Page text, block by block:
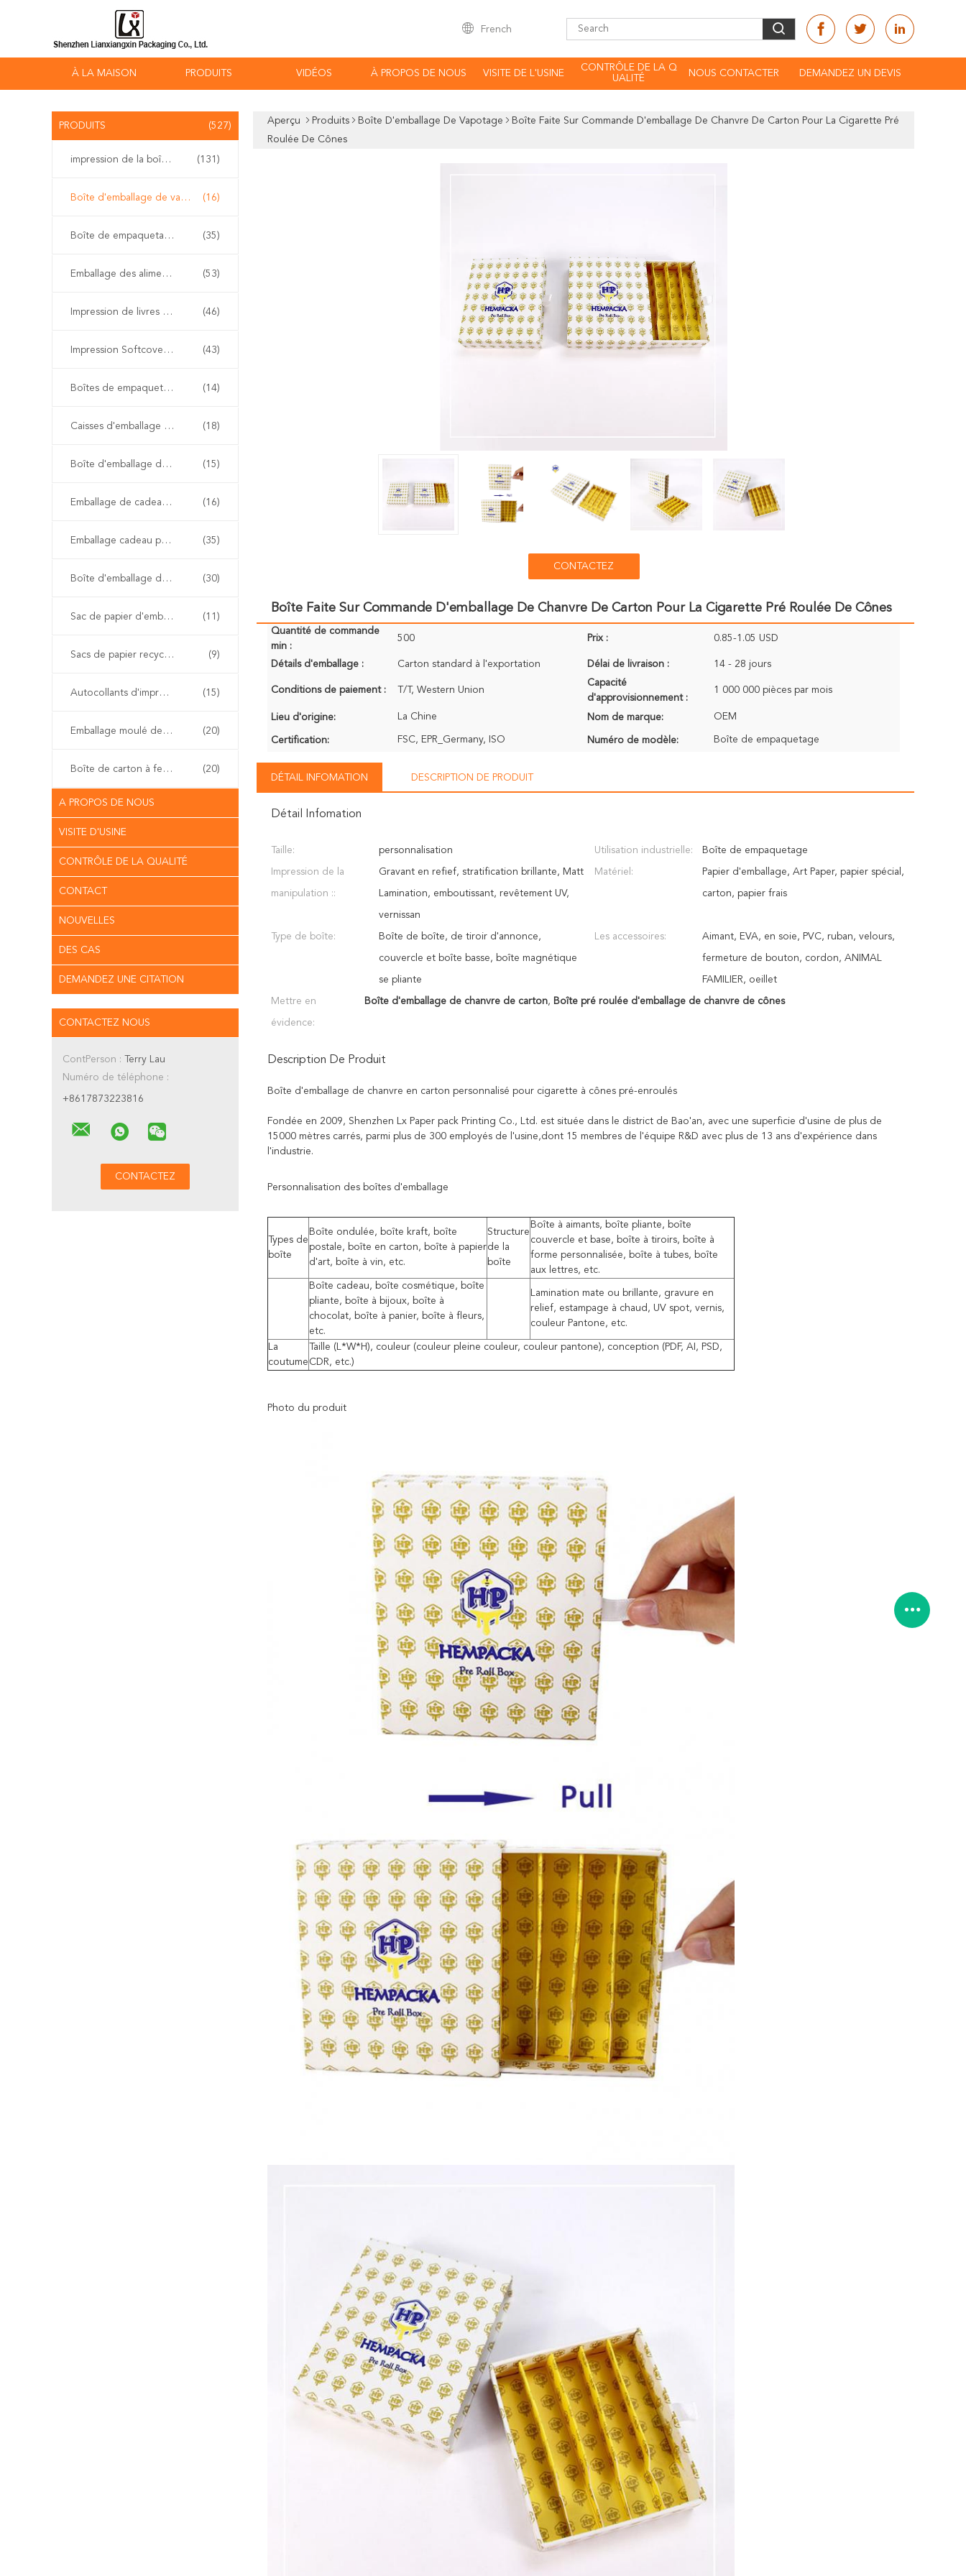
French
À LA MAISON PRODUITS VIDÉOS À PROPOS DE NOUS VISITE DE L'USINE
CONTRÔLE DE LA Q
UALITÉ
NOUS CONTACTER DEMANDEZ UN DEVIS
PRODUITS (527)
impression de la boîte de empaquetage (131)
Boîte d'emballage de vapotage (16)
Boîte de empaquetage cosmétique (35)
Emballage des aliments (53)
Impression de livres à couverture rigide (46)
Impression Softcover de livre (43)
Boîtes de empaquetage de chaussure (14)
Caisses d'emballage d'habillement (18)
Boîte d'emballage de perruque (15)
Emballage de cadeau de boîte de montre (16)
Emballage cadeau personnalisé (35)
Boîte d'emballage de papier d'emballage (30)
Sac de papier d'emballage (11)
Sacs de papier recyclables de cadeau (9)
Autocollants d'impression offset (15)
Emballage moulé de pulpe (20)
Boîte de carton à fermeture à glissière (20)
A PROPOS DE NOUS
VISITE D'USINE
CONTRÔLE DE LA QUALITÉ
CONTACT
NOUVELLES
DES CAS
DEMANDEZ UNE CITATION
CONTACTEZ NOUS
ContPerson : Terry Lau
Numéro de téléphone :
+8617873223816
Aperçu Produits Boîte D'emballage De Vapotage
Boîte Faite Sur Commande D'emballage De Chanvre De Carton Pour La Cigarette Pré
Roulée De Cônes
CONTACTEZ
Boîte Faite Sur Commande D'emballage De Chanvre De Carton Pour La Cigarette Pré Roulée De Cônes
Quantité de commande
min :
500 Prix : 0.85-1.05 USD
Détails d'emballage : Carton standard à l'exportation Délai de livraison : 14 - 28 jours
Conditions de paiement : T/T, Western Union
Capacité
d'approvisionnement :
1 000 000 pièces par mois
Lieu d'origine: La Chine Nom de marque: OEM
Certification: FSC, EPR_Germany, ISO Numéro de modèle: Boîte de empaquetage
DÉTAIL INFOMATION DESCRIPTION DE PRODUIT
Détail Infomation
Taille: personnalisation Utilisation industrielle: Boîte de empaquetage
Impression de la
manipulation ::
Gravant en refief, stratification brillante, Matt
Lamination, emboutissant, revêtement UV,
vernissan
Matériel: Papier d'emballage, Art Paper, papier spécial,
carton, papier frais
Type de boîte: Boîte de boîte, de tiroir d'annonce,
couvercle et boîte basse, boîte magnétique
se pliante
Les accessoires: Aimant, EVA, en soie, PVC, ruban, velours,
fermeture de bouton, cordon, ANIMAL
FAMILIER, oeillet
Mettre en
évidence:
Boîte d'emballage de chanvre de carton, Boîte pré roulée d'emballage de chanvre de cônes
Description De Produit
Boîte d'emballage de chanvre en carton personnalisé pour cigarette à cônes pré-enroulés
Fondée en 2009, Shenzhen Lx Paper pack Printing Co., Ltd. est située dans le district de Bao'an, avec une superficie d'usine de plus de
15000 mètres carrés, parmi plus de 300 employés de l'usine,dont 15 membres de l'équipe R&D avec plus de 13 ans d'expérience dans
l'industrie.
Personnalisation des boîtes d'emballage
Types de
boîte
Boîte ondulée, boîte kraft, boîte
postale, boîte en carton, boîte à papier
d'art, boîte à vin, etc.
Structure
de la
boîte
Boîte à aimants, boîte pliante, boîte
couvercle et base, boîte à tiroirs, boîte à
forme personnalisée, boîte à tubes, boîte
aux lettres, etc.
Boîte cadeau, boîte cosmétique, boîte
pliante, boîte à bijoux, boîte à
chocolat, boîte à panier, boîte à fleurs,
etc.
Lamination mate ou brillante, gravure en
relief, estampage à chaud, UV spot, vernis,
couleur Pantone, etc.
La
coutume
Taille (L*W*H), couleur (couleur pleine couleur, couleur pantone), conception (PDF, AI, PSD,
CDR, etc.)
Photo du produit